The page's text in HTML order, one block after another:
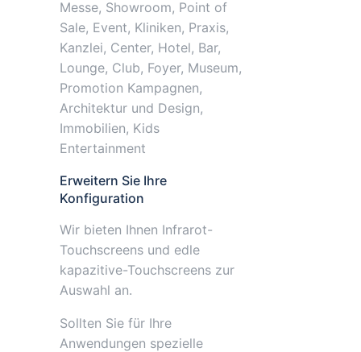
Messe, Showroom, Point of
Sale, Event, Kliniken, Praxis,
Kanzlei, Center, Hotel, Bar,
Lounge, Club, Foyer, Museum,
Promotion Kampagnen,
Architektur und Design,
Immobilien, Kids
Entertainment
Erweitern Sie Ihre
Konfiguration
Wir bieten Ihnen Infrarot-
Touchscreens und edle
kapazitive-Touchscreens zur
Auswahl an.
Sollten Sie für Ihre
Anwendungen spezielle